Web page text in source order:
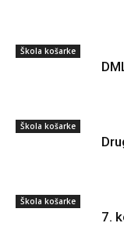
Škola košarke
Škola košarke
Škola košarke
7.